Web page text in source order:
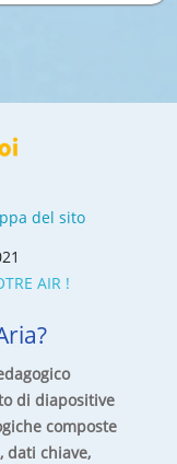
del sito
AIR !
di diapositive
composte
dati chiave,